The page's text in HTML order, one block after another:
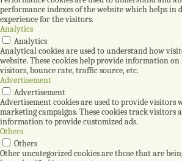
performance indexes of the website which helps in
experience for the visitors.
Analytics
Analytics
Analytical cookies are used to understand how
website. These cookies help provide information
visitors, bounce rate, traffic source, etc.
Advertisement
Advertisement
Advertisement cookies are used to provide visitors
marketing campaigns. These cookies track visitors
information to provide customized ads.
Others
Others
Other uncategorized cookies are those that are